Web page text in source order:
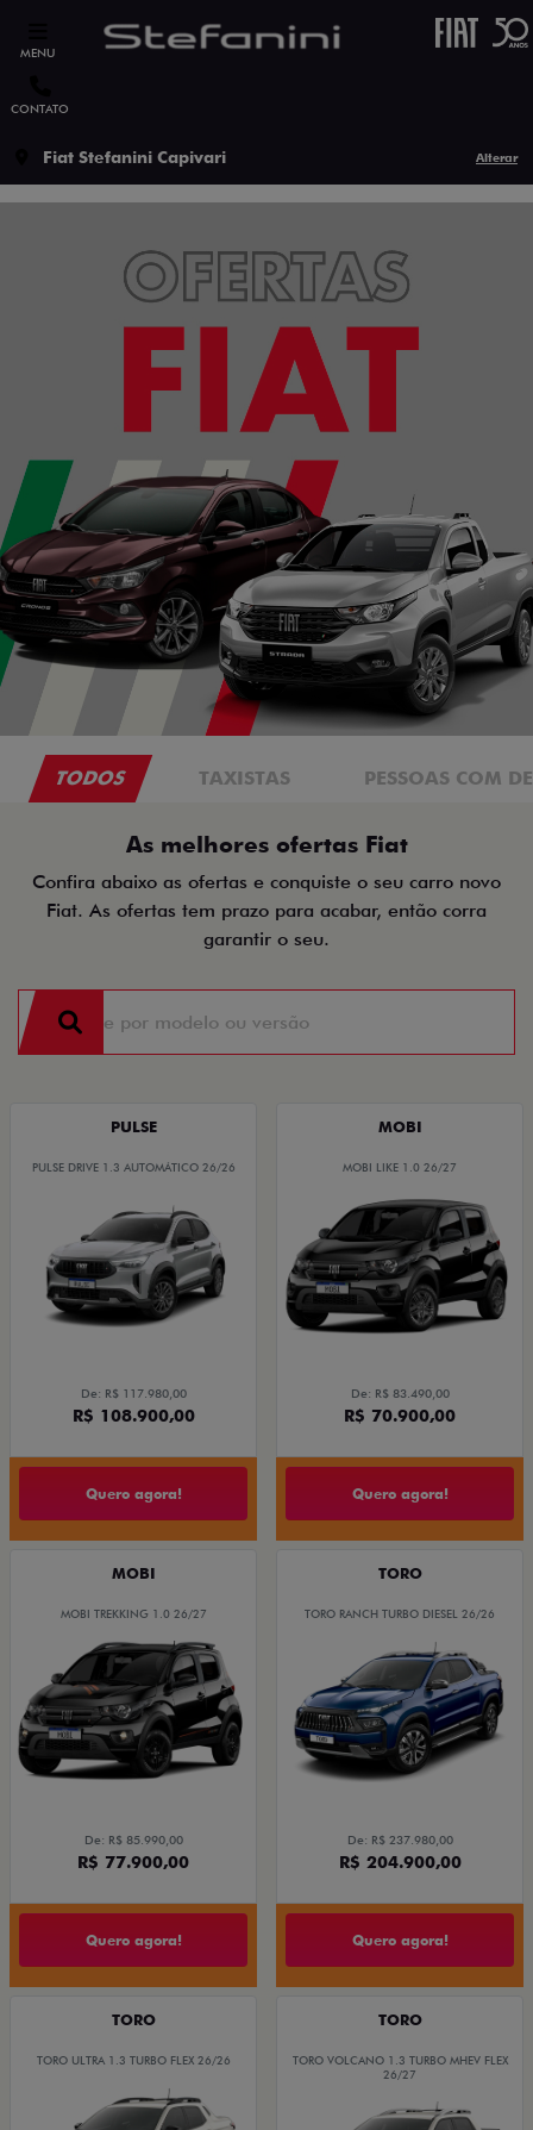
MENU
CONTATO
Fiat Stefanini Capivari Alterar
TODOS TAXISTAS PESSOAS COM
As melhores ofertas Fiat
Confira abaixo as ofertas e conquiste o seu carro novo
Fiat. As ofertas tem prazo para acabar, então corra
garantir o seu.
PULSE
PULSE DRIVE 1.3 AUTOMÁTICO 26/26
De: R$ 117.980,00
R$ 108.900,00
Quero agora!
MOBI
MOBI LIKE 1.0 26/27
De: R$ 83.490,00
R$ 70.900,00
Quero agora!
MOBI
MOBI TREKKING 1.0 26/27
De: R$ 85.990,00
R$ 77.900,00
Quero agora!
TORO
TORO RANCH TURBO DIESEL 26/26
De: R$ 237.980,00
R$ 204.900,00
Quero agora!
TORO
TORO ULTRA 1.3 TURBO FLEX 26/26
TORO
TORO VOLCANO 1.3 TURBO MHEV FLEX
26/27